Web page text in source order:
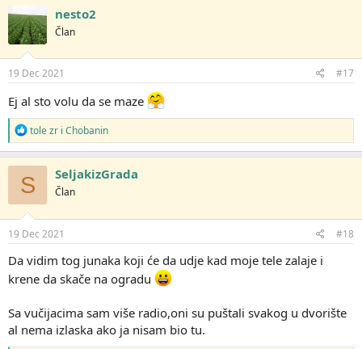
nesto2
Član
19 Dec 2021 #17
Ej al sto volu da se maze
R
e
a
g
o
v
a
n
j
:
tole zr i Chobanin
S SeljakizGrada
Član
19 Dec 2021 #18
Da vidim tog junaka koji će da udje kad moje tele zalaje i
krene da skače na ogradu
Sa vučijacima sam više radio,oni su puštali svakog u dvorište
al nema izlaska ako ja nisam bio tu.